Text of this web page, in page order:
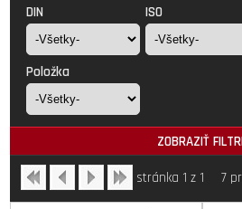
DIN ISO
Položka
ZOBRAZIŤ
stránka 1 z 1 7